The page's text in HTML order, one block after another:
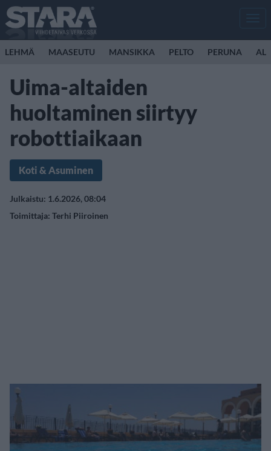
LEHMÄ MAASEUTU MANSIKKA PELTO PERUNA
Uima-altaiden
huoltaminen siirtyy
robottiaikaan
Koti & Asuminen
Julkaistu: 1.6.2026, 08:04
Toimittaja: Terhi Piiroinen